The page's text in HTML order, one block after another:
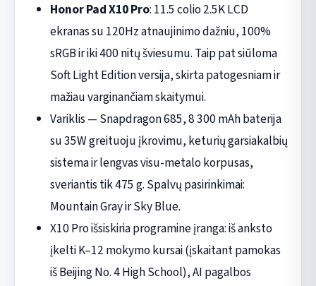
Honor Pad X10 Pro: 11.5 colio 2.5K LCD
ekranas su 120Hz atnaujinimo dažniu, 100%
sRGB ir iki 400 nitų šviesumu. Taip pat siūloma
Soft Light Edition versija, skirta patogesniam ir
mažiau varginančiam skaitymui.
Variklis — Snapdragon 685, 8 300 mAh baterija
su 35W greituoju įkrovimu, keturių garsiakalbių
sistema ir lengvas visu-metalo korpusas,
sveriantis tik 475 g. Spalvų pasirinkimai:
Mountain Gray ir Sky Blue.
X10 Pro išsiskiria programine įranga: iš anksto
įkelti K–12 mokymo kursai (įskaitant pamokas
iš Beijing No. 4 High School), AI pagalbos